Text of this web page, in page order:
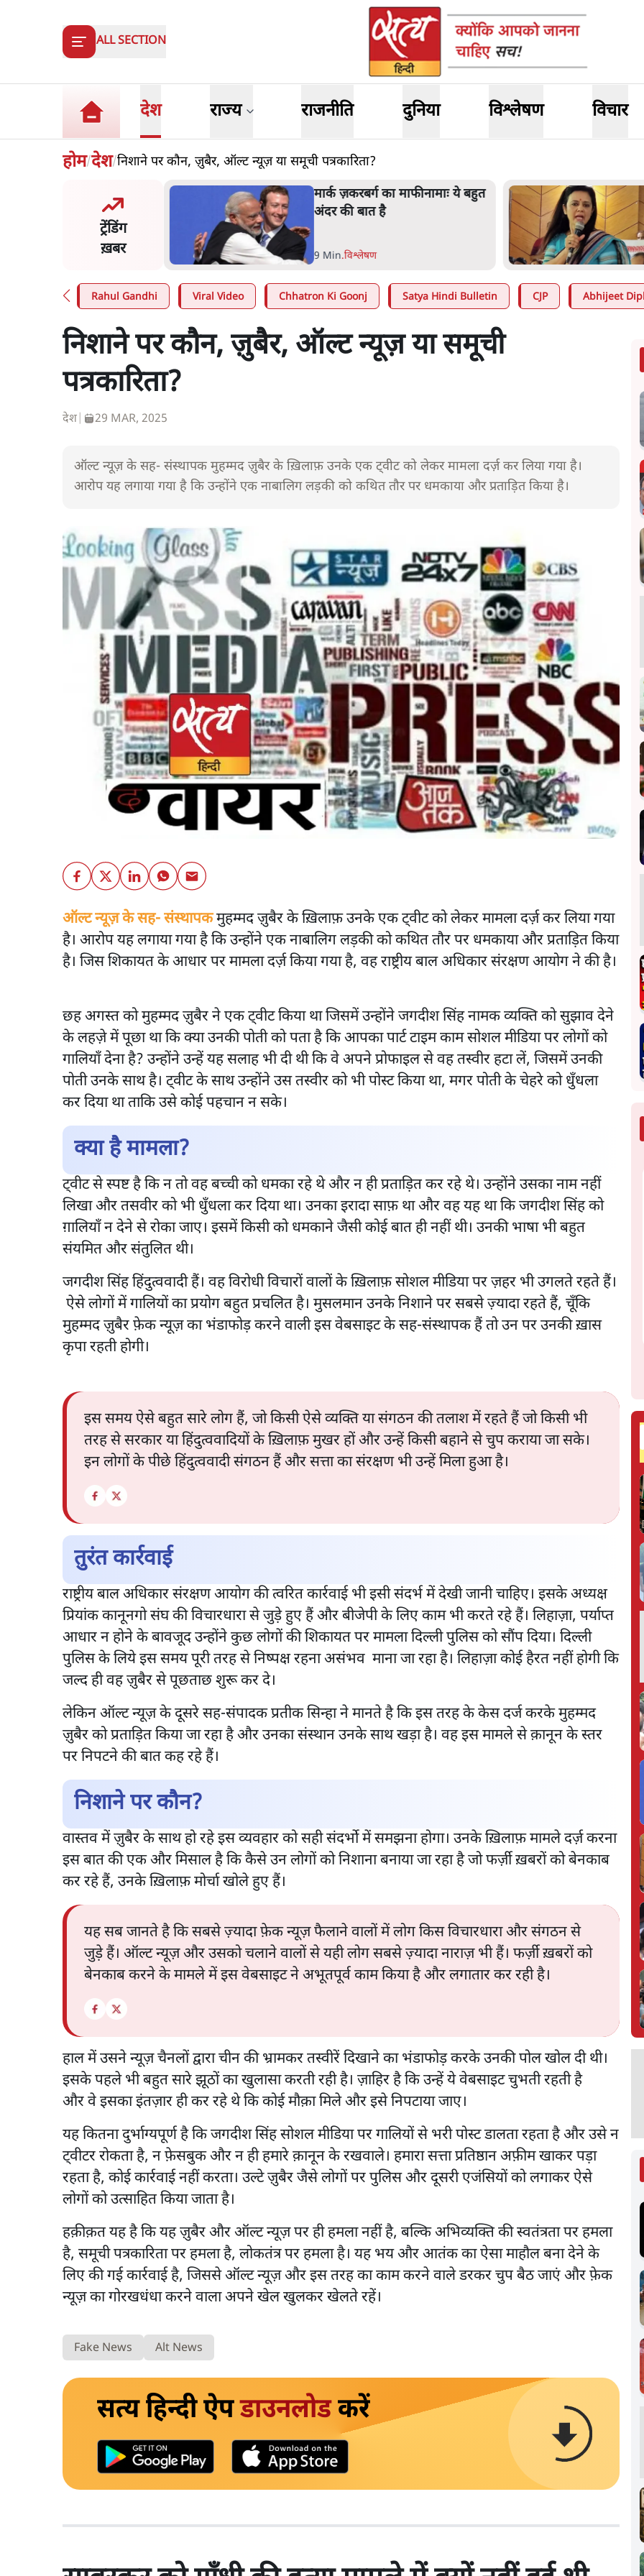
ALL SECTION
देश राज्य राजनीति दुनिया विश्लेषण विचार
होम/देश/निशाने पर कौन, ज़ुबैर, ऑल्ट न्यूज़ या समूची पत्रकारिता?
ट्रेंडिंग
ख़बर
मोदी ‘गॉडफादर’ भागवत
Z पर सलाह मानेंः अभिजीत
मार्क ज़करबर्ग का माफीनामाः ये बहुत
अंदर की बात है
9 Min.विश्लेषण
Rahul Gandhi Viral Video Chhatron Ki Goonj Satya Hindi Bulletin CJP Abhijeet
निशाने पर कौन, ज़ुबैर, ऑल्ट न्यूज़ या समूची
पत्रकारिता?
देश 29 MAR, 2025
ऑल्ट न्यूज़ के सह- संस्थापक मुहम्मद ज़ुबैर के ख़िलाफ़ उनके एक ट्वीट को लेकर मामला दर्ज़ कर लिया गया है।
आरोप यह लगाया गया है कि उन्होंने एक नाबालिग लड़की को कथित तौर पर धमकाया और प्रताड़ित किया है।
ऑल्ट न्यूज़ के सह- संस्थापकमुहम्मद ज़ुबैर के ख़िलाफ़ उनके एक ट्वीट को लेकर मामला दर्ज़ कर लिया गया
है। आरोप यह लगाया गया है कि उन्होंने एक नाबालिग लड़की को कथित तौर पर धमकाया और प्रताड़ित किया
है। जिस शिकायत के आधार पर मामला दर्ज़ किया गया है, वह राष्ट्रीय बाल अधिकार संरक्षण आयोग ने की है।
छह अगस्त को मुहम्मद ज़ुबैर ने एक ट्वीट किया था जिसमें उन्होंने जगदीश सिंह नामक व्यक्ति को सुझाव देने
के लहज़े में पूछा था कि क्या उनकी पोती को पता है कि आपका पार्ट टाइम काम सोशल मीडिया पर लोगों को
गालियाँ देना है? उन्होंने उन्हें यह सलाह भी दी थी कि वे अपने प्रोफाइल से वह तस्वीर हटा लें, जिसमें उनकी
पोती उनके साथ है। ट्वीट के साथ उन्होंने उस तस्वीर को भी पोस्ट किया था, मगर पोती के चेहरे को धुँधला
कर दिया था ताकि उसे कोई पहचान न सके।
क्या है मामला?
ट्वीट से स्पष्ट है कि न तो वह बच्ची को धमका रहे थे और न ही प्रताड़ित कर रहे थे। उन्होंने उसका नाम नहीं
लिखा और तसवीर को भी धुँधला कर दिया था। उनका इरादा साफ़ था और वह यह था कि जगदीश सिंह को
ग़ालियाँ न देने से रोका जाए। इसमें किसी को धमकाने जैसी कोई बात ही नहीं थी। उनकी भाषा भी बहुत
संयमित और संतुलित थी।
जगदीश सिंह हिंदुत्ववादी हैं। वह विरोधी विचारों वालों के ख़िलाफ़ सोशल मीडिया पर ज़हर भी उगलते रहते हैं।
ऐसे लोगों में गालियों का प्रयोग बहुत प्रचलित है। मुसलमान उनके निशाने पर सबसे ज़्यादा रहते हैं, चूँकि
मुहम्मद ज़ुबैर फ़ेक न्यूज़ का भंडाफोड़ करने वाली इस वेबसाइट के सह-संस्थापक हैं तो उन पर उनकी ख़ास
कृपा रहती होगी।
इस समय ऐसे बहुत सारे लोग हैं, जो किसी ऐसे व्यक्ति या संगठन की तलाश में रहते हैं जो किसी भी
तरह से सरकार या हिंदुत्ववादियों के ख़िलाफ़ मुखर हों और उन्हें किसी बहाने से चुप कराया जा सके।
इन लोगों के पीछे हिंदुत्ववादी संगठन हैं और सत्ता का संरक्षण भी उन्हें मिला हुआ है।
तुरंत कार्रवाई
राष्ट्रीय बाल अधिकार संरक्षण आयोग की त्वरित कार्रवाई भी इसी संदर्भ में देखी जानी चाहिए। इसके अध्यक्ष
प्रियांक कानूनगो संघ की विचारधारा से जुड़े हुए हैं और बीजेपी के लिए काम भी करते रहे हैं। लिहाज़ा, पर्याप्त
आधार न होने के बावजूद उन्होंने कुछ लोगों की शिकायत पर मामला दिल्ली पुलिस को सौंप दिया। दिल्ली
पुलिस के लिये इस समय पूरी तरह से निष्पक्ष रहना असंभव माना जा रहा है। लिहाज़ा कोई हैरत नहीं होगी कि
जल्द ही वह ज़ुबैर से पूछताछ शुरू कर दे।
लेकिन ऑल्ट न्यूज़ के दूसरे सह-संपादक प्रतीक सिन्हा ने मानते है कि इस तरह के केस दर्ज करके मुहम्मद
ज़ुबैर को प्रताड़ित किया जा रहा है और उनका संस्थान उनके साथ खड़ा है। वह इस मामले से क़ानून के स्तर
पर निपटने की बात कह रहे हैं।
निशाने पर कौन?
वास्तव में ज़ुबैर के साथ हो रहे इस व्यवहार को सही संदर्भो में समझना होगा। उनके ख़िलाफ़ मामले दर्ज़ करना
इस बात की एक और मिसाल है कि कैसे उन लोगों को निशाना बनाया जा रहा है जो फर्ज़ी ख़बरों को बेनकाब
कर रहे हैं, उनके ख़िलाफ़ मोर्चा खोले हुए हैं।
यह सब जानते है कि सबसे ज़्यादा फ़ेक न्यूज़ फैलाने वालों में लोग किस विचारधारा और संगठन से
जुड़े हैं। ऑल्ट न्यूज़ और उसको चलाने वालों से यही लोग सबसे ज़्यादा नाराज़ भी हैं। फर्ज़ी ख़बरों को
बेनकाब करने के मामले में इस वेबसाइट ने अभूतपूर्व काम किया है और लगातार कर रही है।
हाल में उसने न्यूज़ चैनलों द्वारा चीन की भ्रामकर तस्वीरें दिखाने का भंडाफोड़ करके उनकी पोल खोल दी थी।
इसके पहले भी बहुत सारे झूठों का खुलासा करती रही है। ज़ाहिर है कि उन्हें ये वेबसाइट चुभती रहती है
और वे इसका इंतज़ार ही कर रहे थे कि कोई मौक़ा मिले और इसे निपटाया जाए।
यह कितना दुर्भाग्यपूर्ण है कि जगदीश सिंह सोशल मीडिया पर गालियों से भरी पोस्ट डालता रहता है और उसे न
ट्वीटर रोकता है, न फ़ेसबुक और न ही हमारे क़ानून के रखवाले। हमारा सत्ता प्रतिष्ठान अफ़ीम खाकर पड़ा
रहता है, कोई कार्रवाई नहीं करता। उल्टे ज़ुबैर जैसे लोगों पर पुलिस और दूसरी एजंसियों को लगाकर ऐसे
लोगों को उत्साहित किया जाता है।
हक़ीक़त यह है कि यह ज़ुबैर और ऑल्ट न्यूज़ पर ही हमला नहीं है, बल्कि अभिव्यक्ति की स्वतंत्रता पर हमला
है, समूची पत्रकारिता पर हमला है, लोकतंत्र पर हमला है। यह भय और आतंक का ऐसा माहौल बना देने के
लिए की गई कार्रवाई है, जिससे ऑल्ट न्यूज़ और इस तरह का काम करने वाले डरकर चुप बैठ जाएं और फ़ेक
न्यूज़ का गोरखधंधा करने वाला अपने खेल खुलकर खेलते रहें।
Fake News Alt News
सत्य हिन्दी ऐपडाउनलोडकरें